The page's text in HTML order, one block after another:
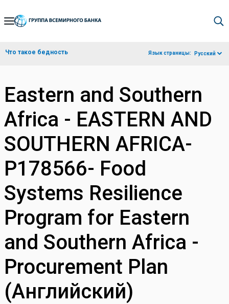
Skip
Navigation
Что такое бедность Язык страницы: Русский
Eastern and Southern
Africa - EASTERN AND
SOUTHERN AFRICA-
P178566- Food
Systems Resilience
Program for Eastern
and Southern Africa -
Procurement Plan
(Английский)